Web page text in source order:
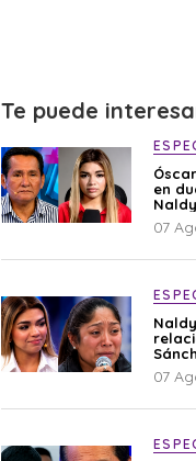
Te puede
en
se
07
07